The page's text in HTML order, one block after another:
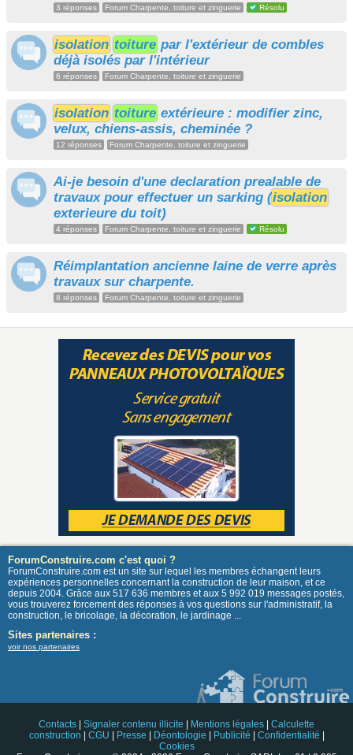
3 réponses Forum Charpente, toiture et zinguerie Résolu
isolation toiture par l'extérieur de combles
déjà isolés par l'intérieur
6 réponses Forum Charpente, toiture et zinguerie
isolation toiture extérieure : modifier zinc,
velux, chiens-assis, cheminée ?
12 réponses Forum Charpente, toiture et zinguerie
Ai-je besoin d'une declaration prealable de
travaux pour effectuer un sarking (isolation
exterieure du toit)
4 réponses Forum Charpente, toiture et zinguerie Résolu
Réimplantation ancienne laine de verre après
travaux sur charpente.
8 réponses Forum Charpente, toiture et zinguerie
ForumConstruire.com c'est quoi ?
ForumConstruire.com est un site sur lequel les membres échangent leurs
expériences personnelles concernant la construction de leur maison, et ce
depuis 2004. Grâce aux 517 636 membres et aux 5 992 019 messages postés,
vous trouverez forcement des réponses à vos questions sur l'administratif, la
construction, le bricolage, la décoration, le jardinage ...
Sites partenaires :
voir nos partenaires
Contacts Signaler contenu illicite Mentions légales
Calculette
construction
CGU Presse Déontologie Publicité Confidentialité
Cookies